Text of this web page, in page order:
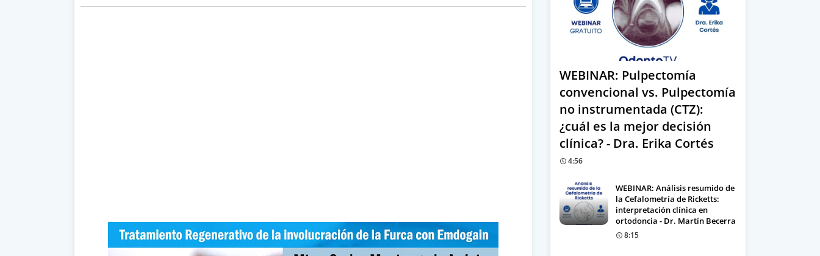
WEBINAR: Pulpectomía
convencional vs. Pulpectomía
no instrumentada (CTZ):
¿cuál es la mejor decisión
clínica? - Dra. Erika Cortés
4:56
WEBINAR: Análisis resumido de
la Cefalometría de Ricketts:
interpretación clínica en
ortodoncia - Dr. Martín Becerra
8:15